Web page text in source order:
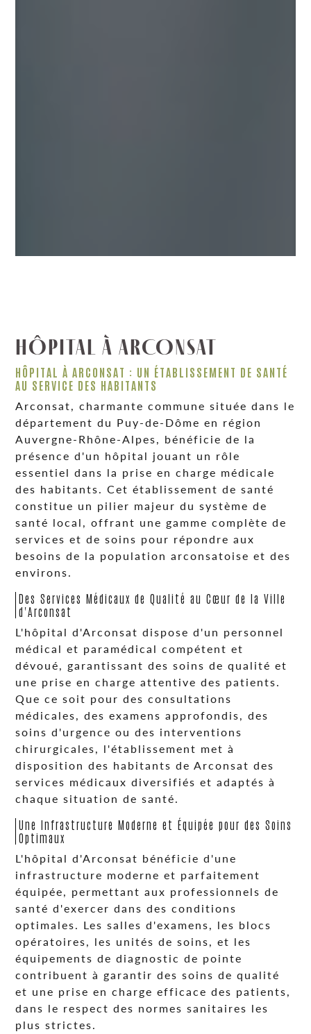
HÔPITAL À ARCONSAT
HÔPITAL À ARCONSAT : UN ÉTABLISSEMENT DE SANTÉ
AU SERVICE DES HABITANTS
Arconsat, charmante commune située dans le
département du Puy-de-Dôme en région
Auvergne-Rhône-Alpes, bénéficie de la
présence d'un hôpital jouant un rôle
essentiel dans la prise en charge médicale
des habitants. Cet établissement de santé
constitue un pilier majeur du système de
santé local, offrant une gamme complète de
services et de soins pour répondre aux
besoins de la population arconsatoise et des
environs.
Des Services Médicaux de Qualité au Cœur de la Ville
d'Arconsat
L'hôpital d'Arconsat dispose d'un personnel
médical et paramédical compétent et
dévoué, garantissant des soins de qualité et
une prise en charge attentive des patients.
Que ce soit pour des consultations
médicales, des examens approfondis, des
soins d'urgence ou des interventions
chirurgicales, l'établissement met à
disposition des habitants de Arconsat des
services médicaux diversifiés et adaptés à
chaque situation de santé.
Une Infrastructure Moderne et Équipée pour des Soins
Optimaux
L'hôpital d'Arconsat bénéficie d'une
infrastructure moderne et parfaitement
équipée, permettant aux professionnels de
santé d'exercer dans des conditions
optimales. Les salles d'examens, les blocs
opératoires, les unités de soins, et les
équipements de diagnostic de pointe
contribuent à garantir des soins de qualité
et une prise en charge efficace des patients,
dans le respect des normes sanitaires les
plus strictes.